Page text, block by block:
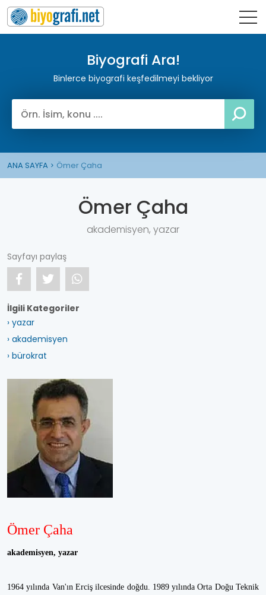
Biyografi Ara!
Binlerce biyografi keşfedilmeyi bekliyor
ANA SAYFA Ömer Çaha
Ömer Çaha
akademisyen, yazar
Sayfayı paylaş
İlgili Kategoriler
› yazar
› akademisyen
› bürokrat
Ömer Çaha
akademisyen, yazar
1964 yılında Van'ın Erciş ilcesinde doğdu. 1989 yılında Orta Doğu Teknik